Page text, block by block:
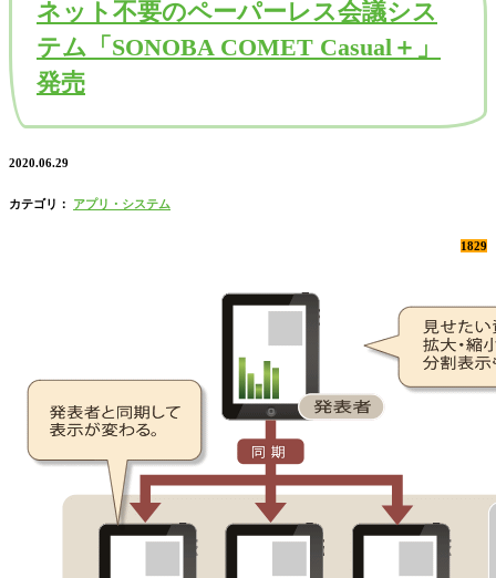
ネット不要のペーパーレス会議シス
テム「SONOBA COMET Casual＋」
発売
2020.06.29
カテゴリ： アプリ・システム
1829